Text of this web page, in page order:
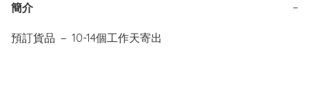
簡介 −
預訂貨品 － 10-14個工作天寄出